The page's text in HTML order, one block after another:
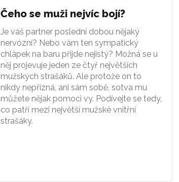
Čeho se muži nejvíc bojí?
Je váš partner poslední dobou nějaký
nervózní? Nebo vám ten sympatický
chlápek na baru přijde nejistý? Možná se u
něj projevuje jeden ze čtyř největších
mužských strašáků. Ale protože on to
nikdy nepřizná, ani sám sobě, sotva mu
můžete nějak pomoci vy. Podívejte se tedy,
co patří mezi největší mužské vnitřní
strašáky.